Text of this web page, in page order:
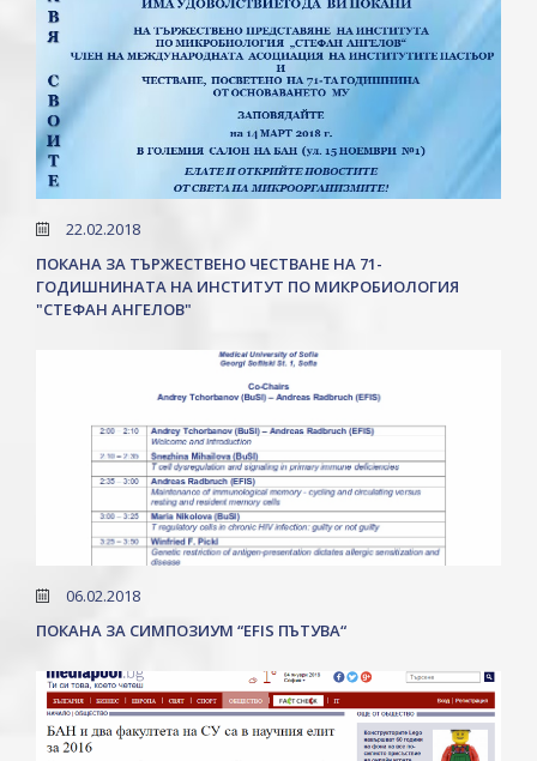
22.02.2018
ПОКАНА ЗА ТЪРЖЕСТВЕНО ЧЕСТВАНЕ НА 71-
ГОДИШНИНАТА НА ИНСТИТУТ ПО МИКРОБИОЛОГИЯ
"СТЕФАН АНГЕЛОВ"
06.02.2018
ПОКАНА ЗА СИМПОЗИУМ “EFIS ПЪТУВА“